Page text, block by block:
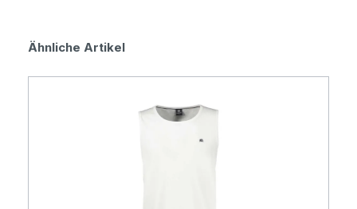
Produktgalerie überspringen
Ähnliche Artikel